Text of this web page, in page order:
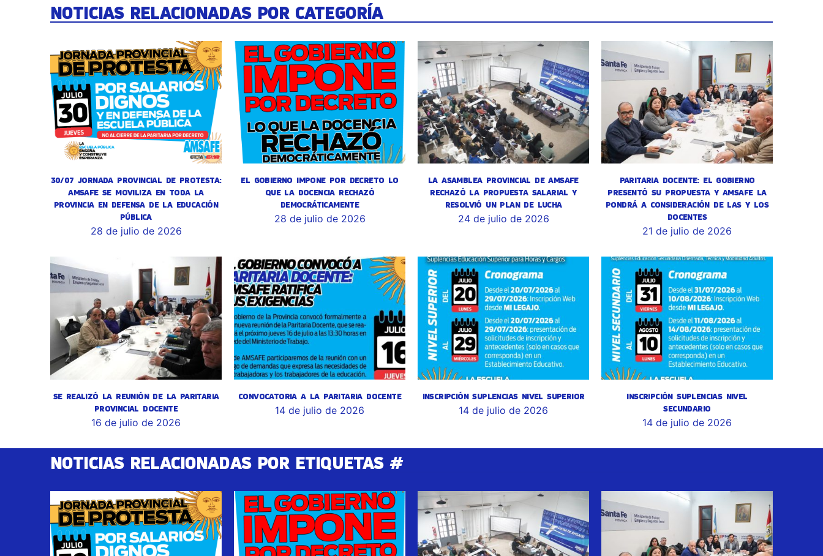
NOTICIAS RELACIONADAS POR CATEGORÍA
30/07 JORNADA PROVINCIAL DE PROTESTA:
AMSAFE SE MOVILIZA EN TODA LA
PROVINCIA EN DEFENSA DE LA EDUCACIÓN
PÚBLICA
28 de julio de 2026
EL GOBIERNO IMPONE POR DECRETO LO
QUE LA DOCENCIA RECHAZÓ
DEMOCRÁTICAMENTE
28 de julio de 2026
LA ASAMBLEA PROVINCIAL DE AMSAFE
RECHAZÓ LA PROPUESTA SALARIAL Y
RESOLVIÓ UN PLAN DE LUCHA
24 de julio de 2026
PARITARIA DOCENTE: EL GOBIERNO
PRESENTÓ SU PROPUESTA Y AMSAFE LA
PONDRÁ A CONSIDERACIÓN DE LAS Y LOS
DOCENTES
21 de julio de 2026
SE REALIZÓ LA REUNIÓN DE LA PARITARIA
PROVINCIAL DOCENTE
16 de julio de 2026
CONVOCATORIA A LA PARITARIA DOCENTE
14 de julio de 2026
INSCRIPCIÓN SUPLENCIAS NIVEL SUPERIOR
14 de julio de 2026
INSCRIPCIÓN SUPLENCIAS NIVEL
SECUNDARIO
14 de julio de 2026
NOTICIAS RELACIONADAS POR ETIQUETAS #